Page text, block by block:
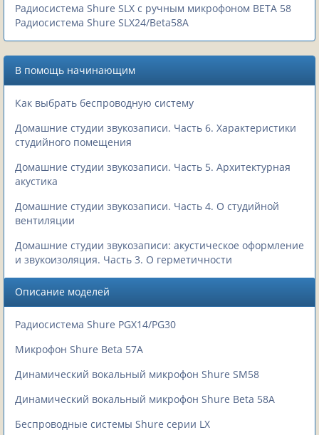
Радиосистема Shure SLX с ручным микрофоном BETA 58
Радиосистема Shure SLX24/Beta58A
В помощь начинающим
Как выбрать беспроводную систему
Домашние студии звукозаписи. Часть 6. Характеристики
студийного помещения
Домашние студии звукозаписи. Часть 5. Архитектурная
акустика
Домашние студии звукозаписи. Часть 4. О студийной
вентиляции
Домашние студии звукозаписи: акустическое оформление
и звукоизоляция. Часть 3. О герметичности
Описание моделей
Радиосистема Shure PGX14/PG30
Микрофон Shure Beta 57A
Динамический вокальный микрофон Shure SM58
Динамический вокальный микрофон Shure Beta 58A
Беспроводные системы Shure серии LX